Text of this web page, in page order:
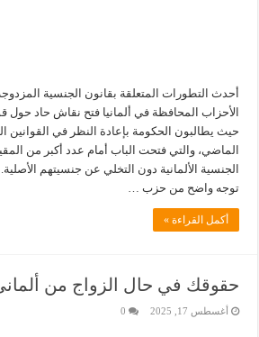
أحدث التطورات المتعلقة بقانون الجنسية
الأحزاب المحافظة في ألمانيا فتح نقاش حاد حول
حيث يطالبون الحكومة بإعادة النظر في القوانين
الماضي، والتي فتحت الباب أمام عدد أكبر من
الجنسية الألمانية دون التخلي عن جنسيتهم
توجه واضح من حزب …
أكمل القراءة »
حقوقك في حال الزواج من
أغسطس 17, 2025 0